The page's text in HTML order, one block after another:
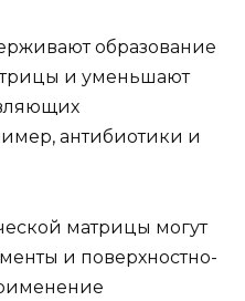
образование
и уменьшают
антибиотики и
матрицы могут
и поверхностно-